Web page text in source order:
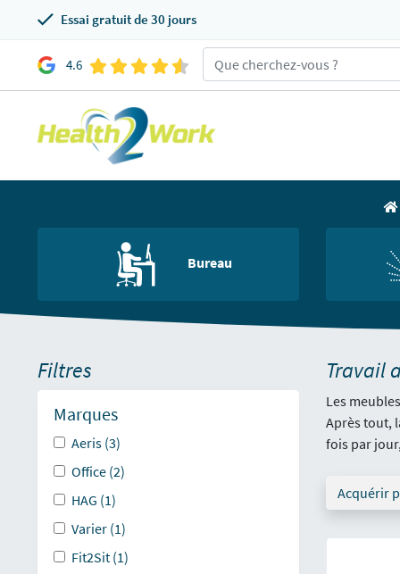
Essai gratuit de 30 jours
4.6
Bureau
Filtres
Marques
Aeris (3)
Office (2)
HAG (1)
Varier (1)
Fit2Sit (1)
Travail
Les
Après tout,
fois par
Acquérir